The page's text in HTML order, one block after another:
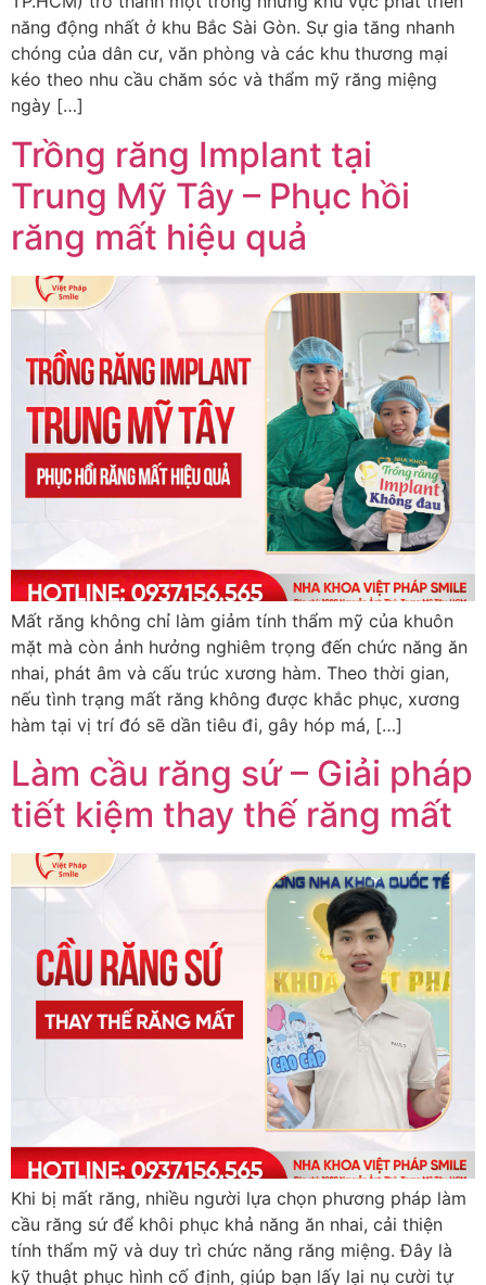
năng động nhất ở khu Bắc Sài Gòn. Sự gia tăng nhanh
chóng của dân cư, văn phòng và các khu thương mại
kéo theo nhu cầu chăm sóc và thẩm mỹ răng miệng
ngày […]
Trồng răng Implant tại
Trung Mỹ Tây – Phục hồi
răng mất hiệu quả
Mất răng không chỉ làm giảm tính thẩm mỹ của khuôn
mặt mà còn ảnh hưởng nghiêm trọng đến chức năng ăn
nhai, phát âm và cấu trúc xương hàm. Theo thời gian,
nếu tình trạng mất răng không được khắc phục, xương
hàm tại vị trí đó sẽ dần tiêu đi, gây hóp má, […]
Làm cầu răng sứ – Giải pháp
tiết kiệm thay thế răng mất
Khi bị mất răng, nhiều người lựa chọn phương pháp làm
cầu răng sứ để khôi phục khả năng ăn nhai, cải thiện
tính thẩm mỹ và duy trì chức năng răng miệng. Đây là
kỹ thuật phục hình cố định, giúp bạn lấy lại nụ cười tự